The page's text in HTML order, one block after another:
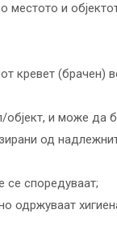
местото и
кревет (брачен)
објект, и може
од
се споредуваат;
одржуваат